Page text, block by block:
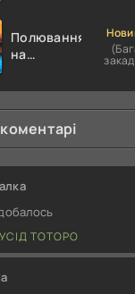
Полювання
на
Сутичка
ТОТОРО